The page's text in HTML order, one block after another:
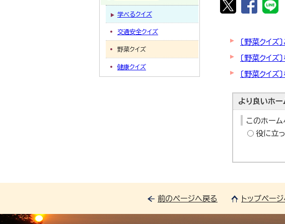
〔野菜クイズ
〔野菜クイズ
〔野菜クイズ
より良いホー
このホーム
役に立
学べるクイズ
交通安全クイズ
野菜クイズ
健康クイズ
前のページへ戻る トップペー